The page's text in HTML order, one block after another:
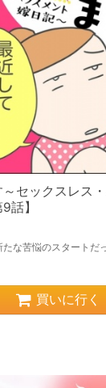
セックスレス
話】
な苦悩のスタートだ
買いに行く